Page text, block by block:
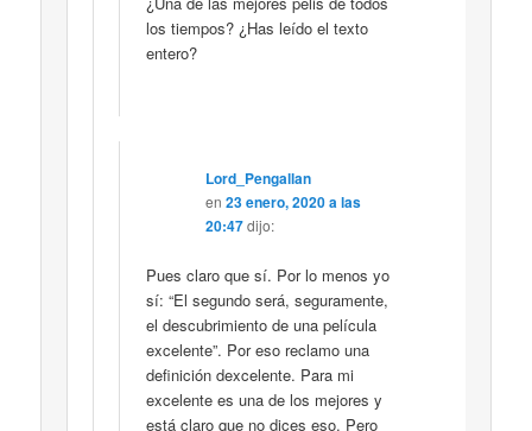
los tiempos? ¿Has leído el texto
entero?
Lord_Pengallan
en 23 enero, 2020 a las
20:47 dijo:
Pues claro que sí. Por lo menos yo
sí: “El segundo será, seguramente,
el descubrimiento de una película
excelente”. Por eso reclamo una
definición dexcelente. Para mi
excelente es una de los mejores y
está claro que no dices eso. Pero